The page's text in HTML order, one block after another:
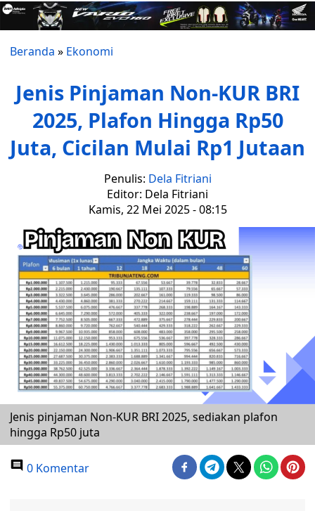
Beranda » Ekonomi
Jenis Pinjaman Non-KUR BRI
2025, Plafon Hingga Rp50
Juta, Cicilan Mulai Rp1 Jutaan
Penulis: Dela Fitriani
Editor: Dela Fitriani
Kamis, 22 Mei 2025 - 08:15
Jenis pinjaman Non-KUR BRI 2025, sediakan plafon
hingga Rp50 juta
0 Komentar